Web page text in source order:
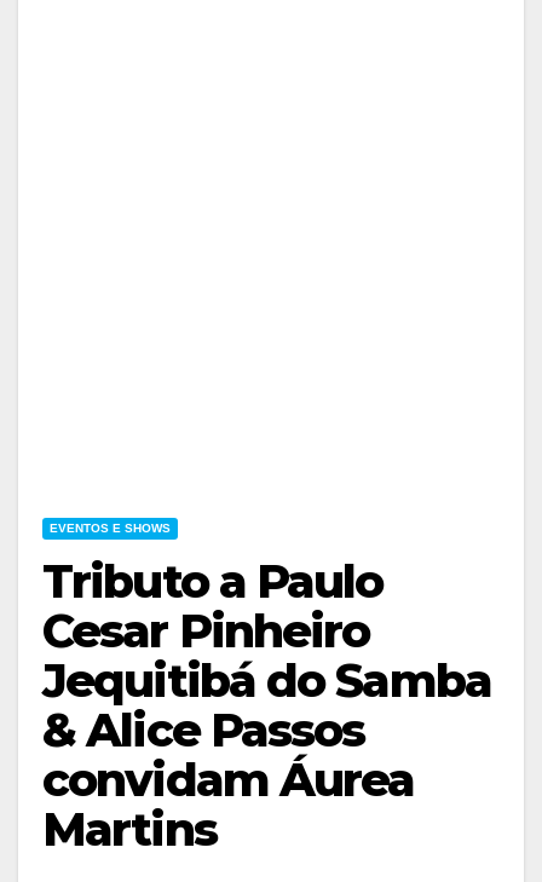
EVENTOS E SHOWS
Tributo a Paulo
Cesar Pinheiro
Jequitibá do Samba
& Alice Passos
convidam Áurea
Martins